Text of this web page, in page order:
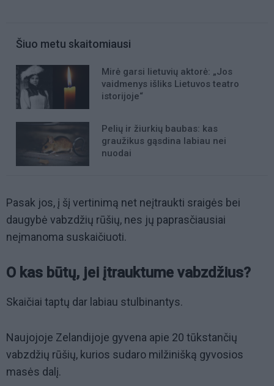
Šiuo metu skaitomiausi
Mirė garsi lietuvių aktorė: „Jos
vaidmenys išliks Lietuvos teatro
istorijoje“
Pelių ir žiurkių baubas: kas
graužikus gąsdina labiau nei
nuodai
Pasak jos, į šį vertinimą net neįtraukti sraigės bei
daugybė vabzdžių rūšių, nes jų paprasčiausiai
neįmanoma suskaičiuoti.
O kas būtų, jei įtrauktume vabzdžius?
Skaičiai taptų dar labiau stulbinantys.
Naujojoje Zelandijoje gyvena apie 20 tūkstančių
vabzdžių rūšių, kurios sudaro milžinišką gyvosios
masės dalį.